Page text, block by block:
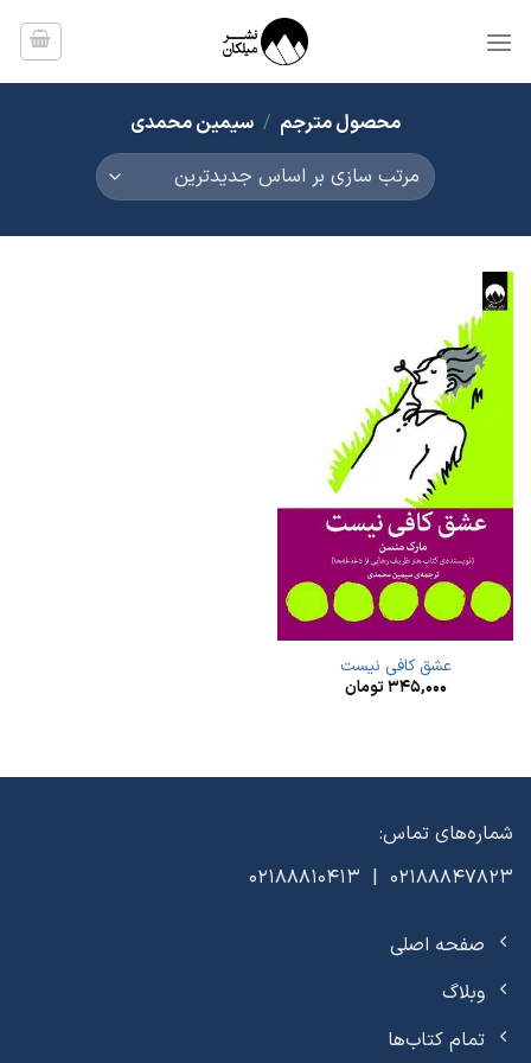
محصول مترجم / سیمین محمدی
عشق کافی نیست
۳۴۵,۰۰۰تومان
شماره‌های تماس:
02188847823 | 02188810413
صفحه اصلی
وبلاگ
تمام کتاب‌ها